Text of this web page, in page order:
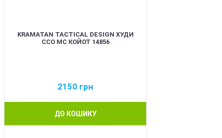
KRAMATAN TACTICAL DESIGN ХУДИ
ССО МС КОЙОТ 14856
2150 грн
ДО КОШИКУ